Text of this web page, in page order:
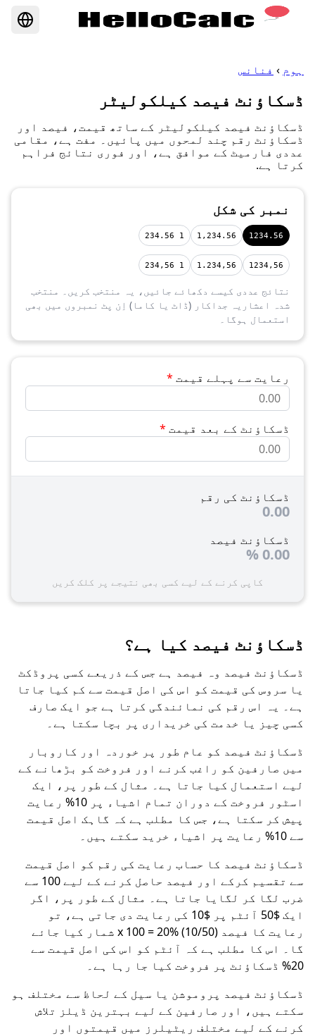
ہوم › فنانس
ڈسکاؤنٹ فیصد کیلکولیٹر
ڈسکاؤنٹ فیصد کیلکولیٹر کے ساتھ قیمت، فیصد اور
ڈسکاؤنٹ رقم چند لمحوں میں پائیں۔ مفت ہے، مقامی
عددی فارمیٹ کے موافق ہے، اور فوری نتائج فراہم
کرتا ہے.
نمبر کی شکل
1234.56
1,234.56
1 234.56
1234,56
1.234,56
1 234,56
نتائج عددی کیسے دکھائے جائیں، یہ منتخب کریں۔ منتخب
شدہ اعشاریہ جداکار (ڈاٹ یا کاما) اِن پٹ نمبروں میں بھی
استعمال ہوگا۔
رعایت سے پہلے قیمت *
ڈسکاؤنٹ کے بعد قیمت *
ڈسکاؤنٹ کی رقم
0.00
ڈسکاؤنٹ فیصد
0.00
%
کاپی کرنے کے لیے کسی بھی نتیجے پر کلک کریں
ڈسکاؤنٹ فیصد کیا ہے؟
ڈسکاؤنٹ فیصد وہ فیصد ہے جس کے ذریعے کسی پروڈکٹ
یا سروس کی قیمت کو اس کی اصل قیمت سے کم کیا جاتا
ہے۔ یہ اس رقم کی نمائندگی کرتا ہے جو ایک صارف
کسی چیز یا خدمت کی خریداری پر بچا سکتا ہے۔
ڈسکاؤنٹ فیصد کو عام طور پر خوردہ اور کاروبار
میں صارفین کو راغب کرنے اور فروخت کو بڑھانے کے
لیے استعمال کیا جاتا ہے۔ مثال کے طور پر، ایک
اسٹور فروخت کے دوران تمام اشیاء پر 10% رعایت
پیش کر سکتا ہے، جس کا مطلب ہے کہ گاہک اصل قیمت
سے 10% رعایت پر اشیاء خرید سکتے ہیں۔
ڈسکاؤنٹ فیصد کا حساب رعایت کی رقم کو اصل قیمت
سے تقسیم کرکے اور فیصد حاصل کرنے کے لیے 100 سے
ضرب لگا کر لگایا جاتا ہے۔ مثال کے طور پر، اگر
ایک $50 آئٹم پر $10 کی رعایت دی جاتی ہے، تو
رعایت کا فیصد (10/50) x 100 = 20% شمار کیا جائے
گا۔ اس کا مطلب ہے کہ آئٹم کو اس کی اصل قیمت سے
20% ڈسکاؤنٹ پر فروخت کیا جا رہا ہے۔
ڈسکاؤنٹ فیصد پروموشن یا سیل کے لحاظ سے مختلف ہو
سکتے ہیں، اور صارفین کے لیے بہترین ڈیلز تلاش
کرنے کے لیے مختلف ریٹیلرز میں قیمتوں اور